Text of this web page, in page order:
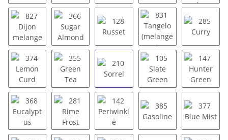
979 Pebbles melange
112 Truffle 976 Taupe melange409 Espresso302
827 Dijon melange366 Sugar Almond128 Russet 831 Tangelo 285
374 Lemon Curd355 Green Tea210 Sorrel 105 Slate Green
147
368 Eucalyptus281 Rime Frost142 Periwinkle385 Gasoline377